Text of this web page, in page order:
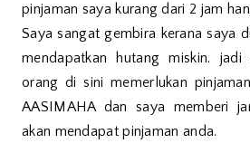
pinjaman saya kurang dari 2 jam
Saya sangat gembira kerana saya
mendapatkan hutang miskin. jadi
orang di sini memerlukan
AASIMAHA dan saya memberi
akan mendapat pinjaman anda.